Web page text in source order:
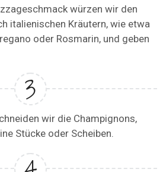
würzen wir den
italienischen Kräutern, wie etwa
oder Rosmarin, und geben
wir die Champignons,
Stücke oder Scheiben.